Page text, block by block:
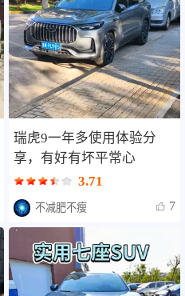
瑞虎9一年多使用体验分
享，有好有坏平常心
3.71
不减肥不瘦 7